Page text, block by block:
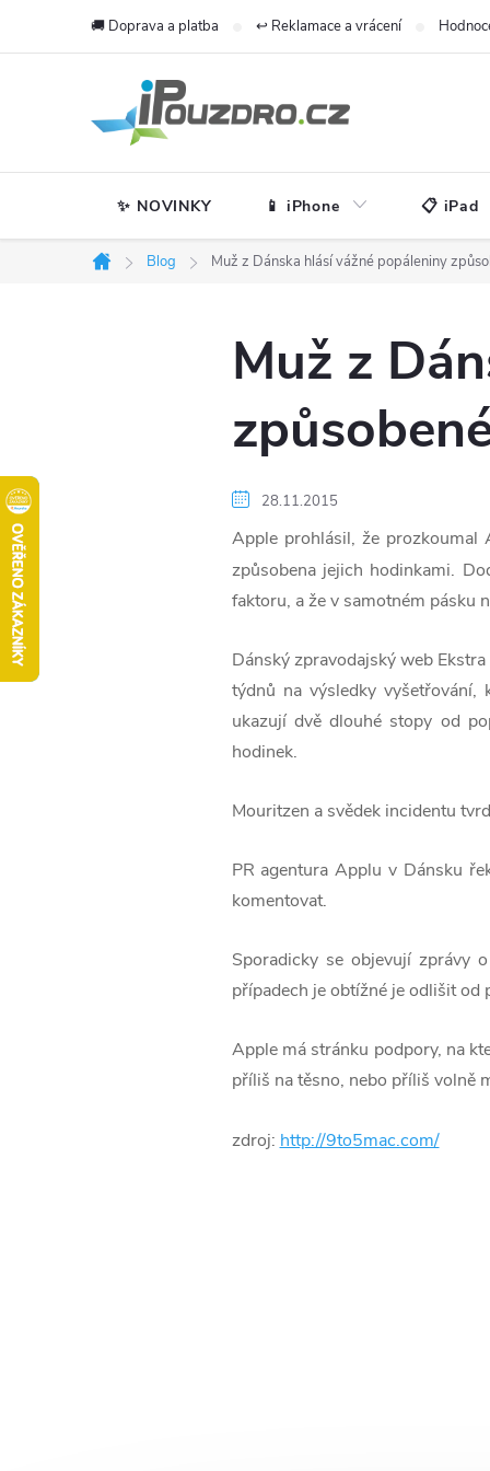
🚚 Doprava a platba ↩️ Reklamace a vrácení
✨ NOVINKY 📱 iPhone 📋 iPad
Domů
Blog Muž z Dánska hlásí vážné popáleniny
Muž z
28.11.2015
Apple prohlásil, že prozkoumal
způsobena jejich hodinkami.
faktoru, a že v samotném pásku
Dánský zpravodajský web
týdnů na výsledky vyšetřování,
ukazují dvě dlouhé stopy od
hodinek.
Mouritzen a svědek incidentu
PR agentura Applu v Dánsku
komentovat.
Sporadicky se objevují zprávy
případech je obtížné je odlišit od
Apple má stránku podpory, na
příliš na těsno, nebo příliš volně
zdroj: http://9to5mac.com/